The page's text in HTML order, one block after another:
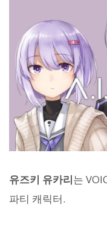
유즈키 유카리는
파티 캐릭터.